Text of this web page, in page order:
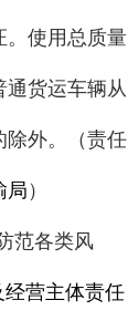
。使用总质量
通货运车辆从
外。 （责任
局）
范各类风
经营主体责任